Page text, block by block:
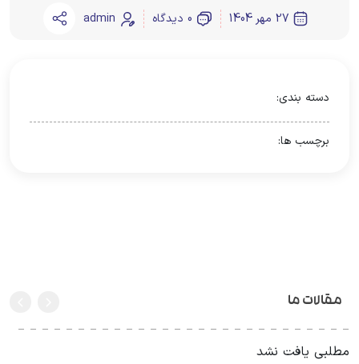
27 مهر 1404 0 دیدگاه admin
دسته بندی:
برچسب ها:
مقالات ما
یافت نشد